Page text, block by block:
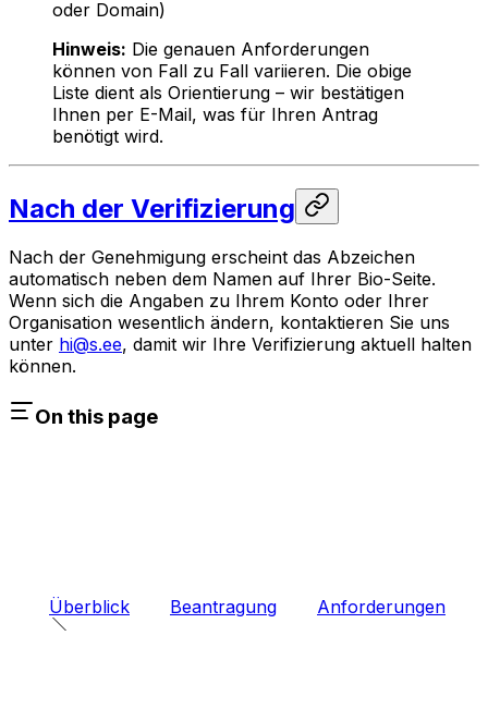
oder Domain)
Hinweis: Die genauen Anforderungen
können von Fall zu Fall variieren. Die obige
Liste dient als Orientierung – wir bestätigen
Ihnen per E-Mail, was für Ihren Antrag
benötigt wird.
Nach der Verifizierung
Nach der Genehmigung erscheint das Abzeichen
automatisch neben dem Namen auf Ihrer Bio-Seite.
Wenn sich die Angaben zu Ihrem Konto oder Ihrer
Organisation wesentlich ändern, kontaktieren Sie uns
unter hi@s.ee, damit wir Ihre Verifizierung aktuell halten
können.
On this page
Überblick Beantragung Anforderungen